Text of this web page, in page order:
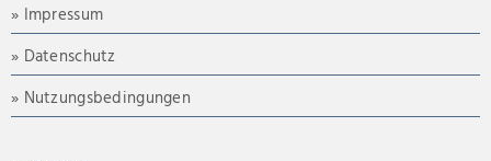
» Impressum
» Datenschutz
» Nutzungsbedingungen